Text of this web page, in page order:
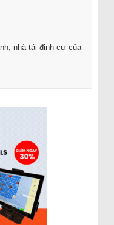
nhà tái định cư của